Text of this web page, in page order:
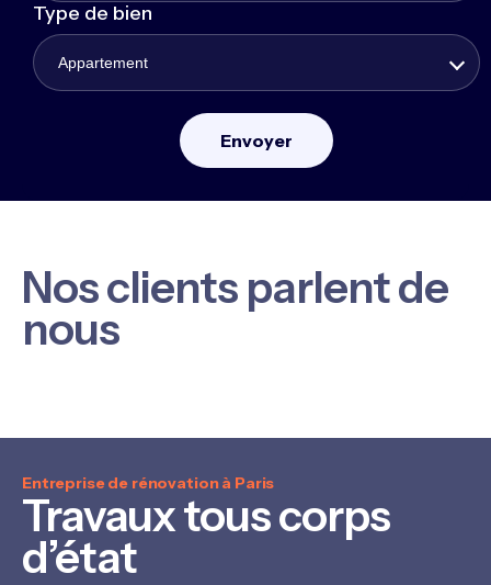
Type de bien
Appartement
Nos clients parlent de
nous
Entreprise de rénovation à Paris
Travaux tous corps
d’état